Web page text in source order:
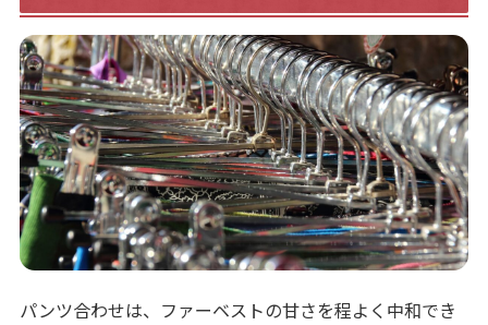
パンツ合わせは、ファーベストの甘さを程よく中和でき